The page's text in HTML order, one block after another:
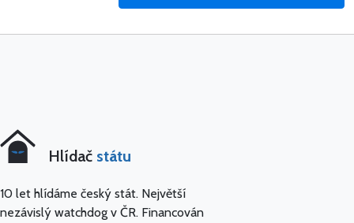
Hlídač státu
10 let hlídáme český stát. Největší
nezávislý watchdog v ČR. Financován